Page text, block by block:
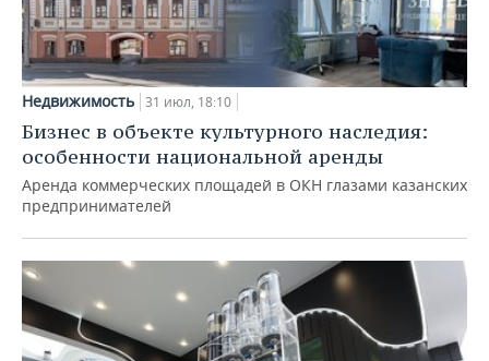
Недвижимость 31 июл, 18:10
Бизнес в объекте культурного наследия:
особенности национальной аренды
Аренда коммерческих площадей в ОКН глазами казанских
предпринимателей